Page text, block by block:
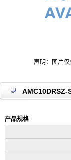
声明：图片仅
AMC10DRSZ-
产品规格